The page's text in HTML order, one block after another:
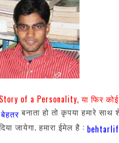
of a Personality, या फिर
बेहतर बनाता हो तो कृपया हमारे
जायेगा. हमारा ईमेल है :